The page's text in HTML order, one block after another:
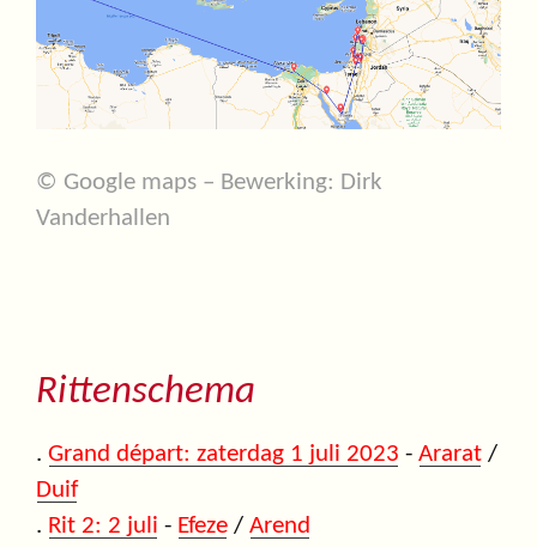
© Google maps – Bewerking: Dirk
Vanderhallen
Rittenschema
. Grand départ: zaterdag 1 juli 2023 - Ararat /
Duif
. Rit 2: 2 juli - Efeze / Arend